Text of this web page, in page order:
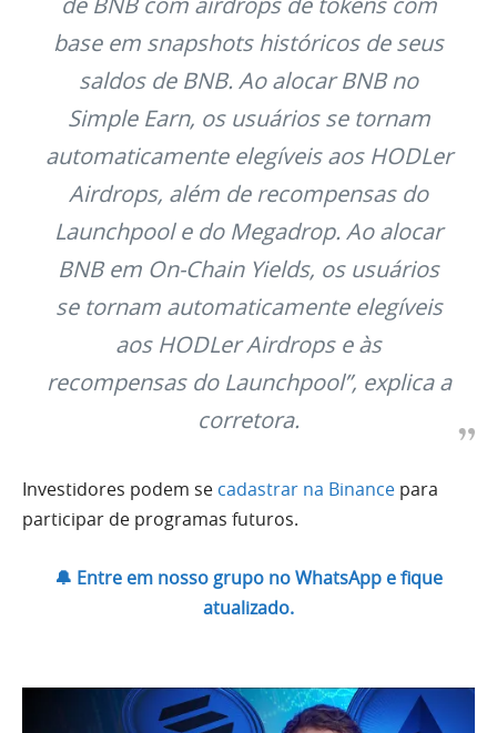
base em snapshots históricos de seus
saldos de BNB. Ao alocar BNB no
Simple Earn, os usuários se tornam
automaticamente elegíveis aos HODLer
Airdrops, além de recompensas do
Launchpool e do Megadrop. Ao alocar
BNB em On-Chain Yields, os usuários
se tornam automaticamente elegíveis
aos HODLer Airdrops e às
recompensas do Launchpool”, explica a
corretora.
Investidores podem se cadastrar na Binance para
participar de programas futuros.
🔔 Entre em nosso grupo no WhatsApp e fique
atualizado.